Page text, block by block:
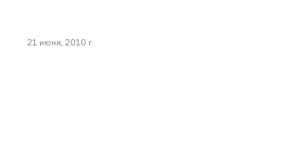
21 июня, 2010 г.